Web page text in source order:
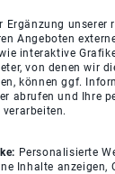
Ergänzung unserer
Angeboten
interaktive
von denen wir
können ggf.
abrufen und Ihre
verarbeiten.
Personalisierte
Inhalte anzeigen,